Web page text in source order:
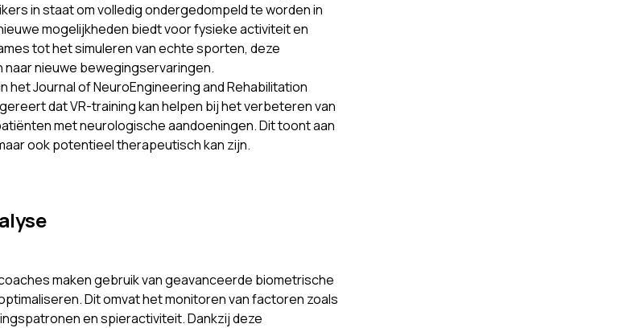
in staat om volledig ondergedompeld te worden in
mogelijkheden biedt voor fysieke activiteit en
tot het simuleren van echte sporten, deze
nieuwe bewegingservaringen.
het Journal of NeuroEngineering and Rehabilitation
dat VR-training kan helpen bij het verbeteren van
met neurologische aandoeningen. Dit toont aan
ook potentieel therapeutisch kan zijn.
maken gebruik van geavanceerde biometrische
Dit omvat het monitoren van factoren zoals
en spieractiviteit. Dankzij deze